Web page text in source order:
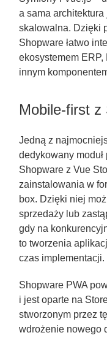
a sama architektura
skalowalna. Dzięki
Shopware łatwo
ekosystemem
innym
Mobile-first z
Jedną z
dedykowany
Shopware z Vue
zainstalowania w
box. Dzięki niej
sprzedaży lub
gdy na
to tworzenia
czas implementacji.
Shopware PWA
i jest oparte na
stworzonym przez
wdrożenie nowego